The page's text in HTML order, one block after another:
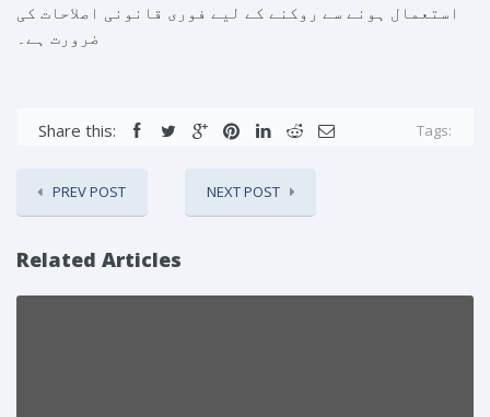
استعمال ہونے سے روکنے کے لیے فوری قانونی اصلاحات کی
ضرورت ہے۔
Share this: Tags:
PREV POST NEXT POST
Related Articles